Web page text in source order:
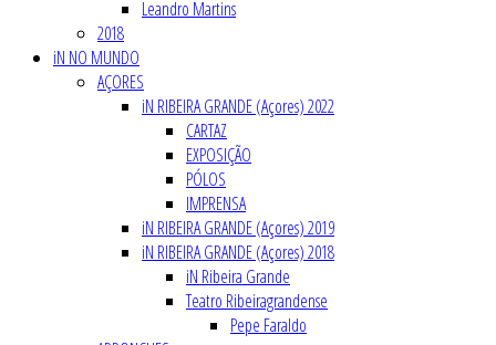
Leandro Martins
2018
iN NO MUNDO
AÇORES
iN RIBEIRA GRANDE (Açores) 2022
CARTAZ
EXPOSIÇÃO
PÓLOS
IMPRENSA
iN RIBEIRA GRANDE (Açores) 2019
iN RIBEIRA GRANDE (Açores) 2018
iN Ribeira Grande
Teatro Ribeiragrandense
Pepe Faraldo